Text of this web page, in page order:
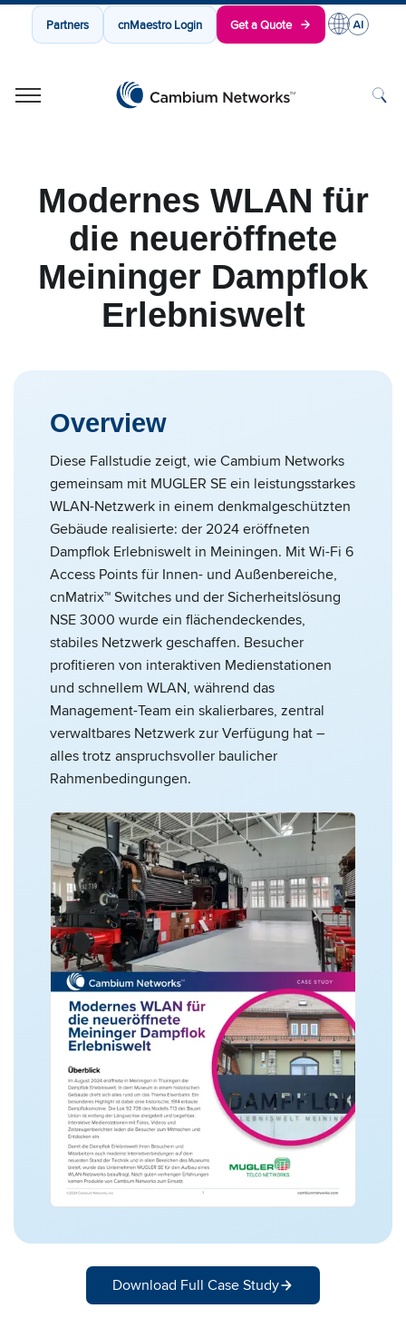
Partners cnMaestro Login Get a Quote
Modernes WLAN für
die neueröffnete
Meininger Dampflok
Erlebniswelt
Overview
Diese Fallstudie zeigt, wie Cambium Networks
gemeinsam mit MUGLER SE ein leistungsstarkes
WLAN-Netzwerk in einem denkmalgeschützten
Gebäude realisierte: der 2024 eröffneten
Dampflok Erlebniswelt in Meiningen. Mit Wi-Fi 6
Access Points für Innen- und Außenbereiche,
cnMatrix™ Switches und der Sicherheitslösung
NSE 3000 wurde ein flächendeckendes,
stabiles Netzwerk geschaffen. Besucher
profitieren von interaktiven Medienstationen
und schnellem WLAN, während das
Management-Team ein skalierbares, zentral
verwaltbares Netzwerk zur Verfügung hat –
alles trotz anspruchsvoller baulicher
Rahmenbedingungen.
Download Full Case Study